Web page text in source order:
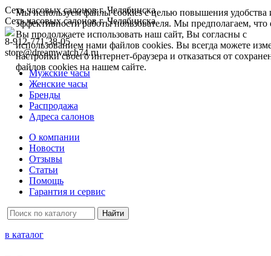
Сеть часовых салонов г. Челябинска
Сеть часовых салонов г. Челябинска
8-912-771-38-05
store@dreamwatch74.ru
Мужские часы
Женские часы
Бренды
Распродажа
Адреса салонов
О компании
Новости
Отзывы
Статьи
Помощь
Гарантия и сервис
в каталог
Мы используем файлы cookies с целью повышения удобства
эффективности работы пользователя. Мы предполагаем, что
Вы продолжаете использовать наш сайт, Вы согласны с
использованием нами файлов cookies. Вы всегда можете
настройки своего интернет-браузера и отказаться от
файлов cookies на нашем сайте.